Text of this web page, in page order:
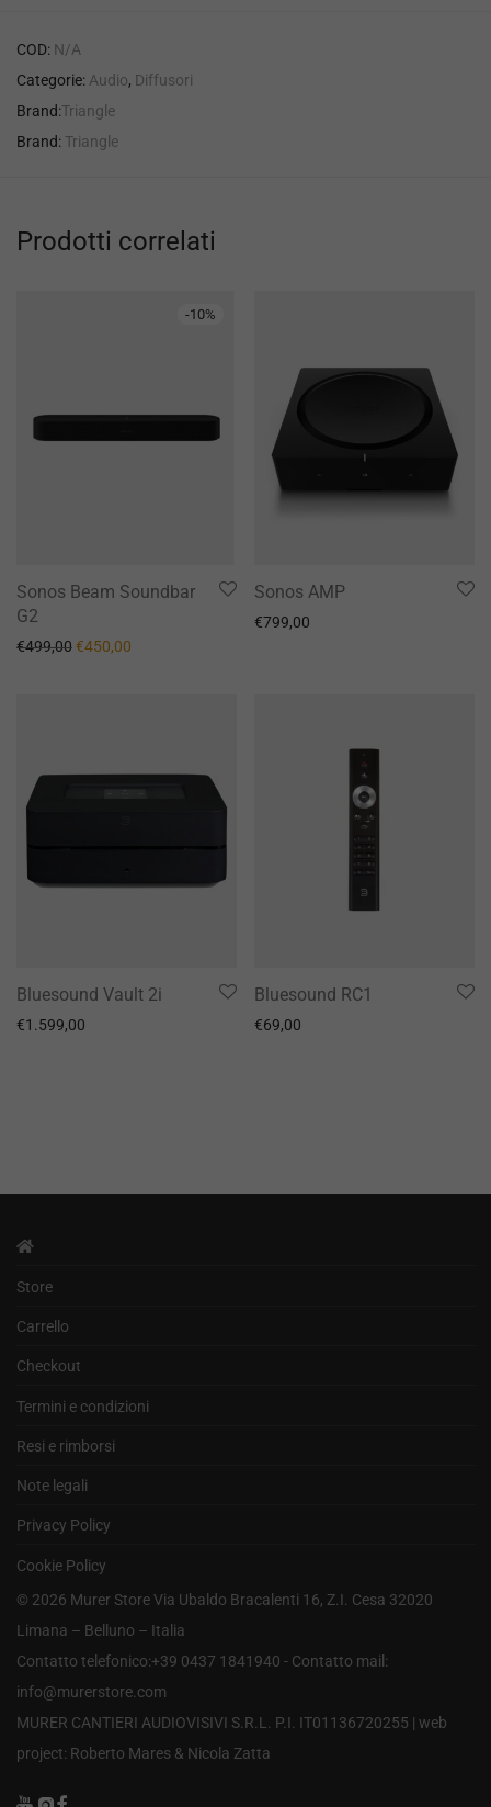
COD: N/A
Categorie: Audio, Diffusori
Brand:Triangle
Brand: Triangle
Prodotti correlati
-10%
Sonos Beam Soundbar
G2
€499,00Il prezzo originale era: €499,00.
€450,00
Sonos AMP
€799,00
Bluesound Vault 2i
€1.599,00
Bluesound RC1
€69,00
Store
Carrello
Checkout
Termini e condizioni
Resi e rimborsi
Note legali
Privacy Policy
Cookie Policy
© 2026 Murer Store Via Ubaldo Bracalenti 16, Z.I. Cesa 32020
Limana – Belluno – Italia
Contatto telefonico:+39 0437 1841940 - Contatto mail:
info@murerstore.com
MURER CANTIERI AUDIOVISIVI S.R.L. P.I. IT01136720255 | web
project: Roberto Mares & Nicola Zatta